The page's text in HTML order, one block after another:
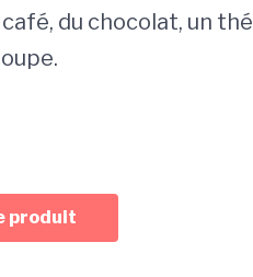
du chocolat, un thé
produit